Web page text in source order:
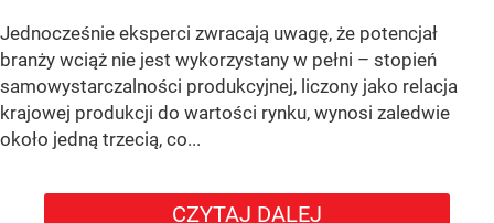
Jednocześnie eksperci zwracają uwagę, że potencjał
branży wciąż nie jest wykorzystany w pełni – stopień
samowystarczalności produkcyjnej, liczony jako relacja
krajowej produkcji do wartości rynku, wynosi zaledwie
około jedną trzecią, co...
CZYTAJ DALEJ